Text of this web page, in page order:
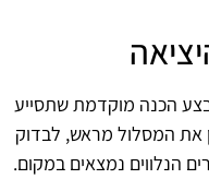
הכנה מוקדמת שתסייע
את המסלול מראש, לבדוק
הנלווים נמצאים במקום.